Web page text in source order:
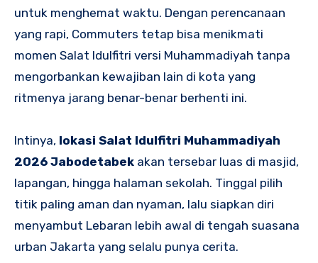
untuk menghemat waktu. Dengan perencanaan
yang rapi, Commuters tetap bisa menikmati
momen Salat Idulfitri versi Muhammadiyah tanpa
mengorbankan kewajiban lain di kota yang
ritmenya jarang benar-benar berhenti ini.
Intinya, lokasi Salat Idulfitri Muhammadiyah
2026 Jabodetabek akan tersebar luas di masjid,
lapangan, hingga halaman sekolah. Tinggal pilih
titik paling aman dan nyaman, lalu siapkan diri
menyambut Lebaran lebih awal di tengah suasana
urban Jakarta yang selalu punya cerita.